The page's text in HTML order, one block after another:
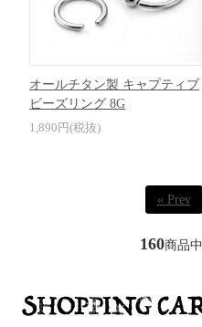
オールチタン製 キャプティブ
ビーズリング 8G
1,890円(税抜)
« Prev
160商品中